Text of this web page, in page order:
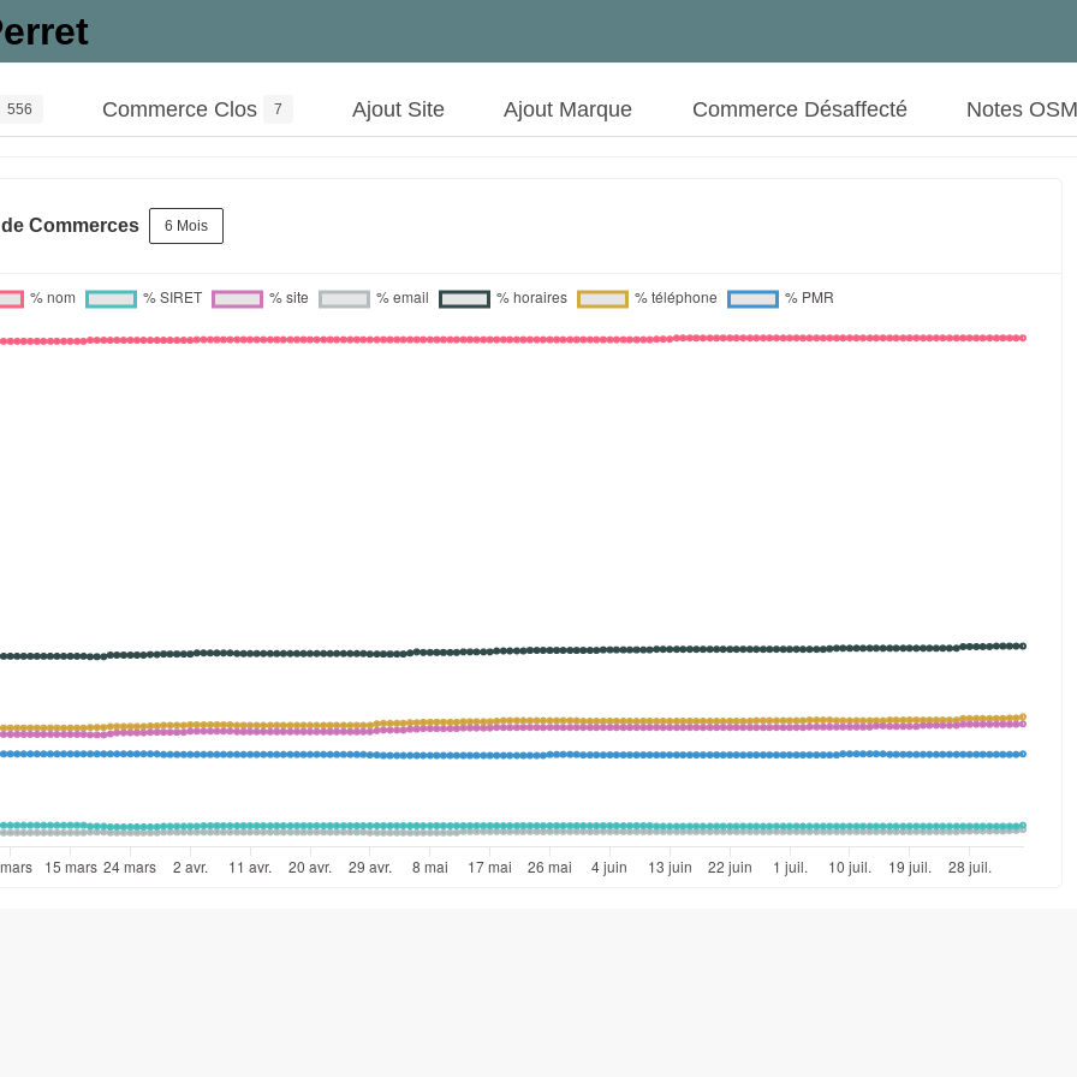
556 Commerce Clos 7 Ajout Site Ajout Marque Commerce Désaffecté Notes OSM
Commerces 6 Mois